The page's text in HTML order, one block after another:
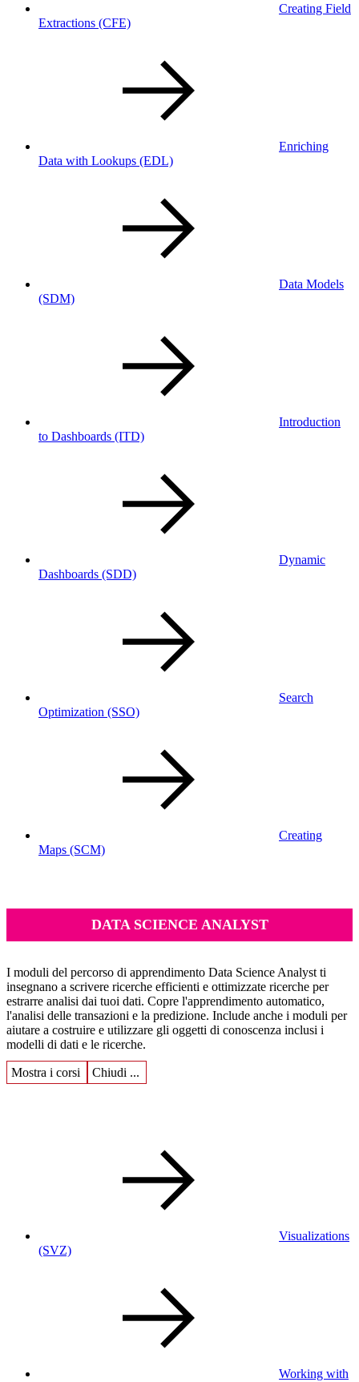
Creating Field
Extractions (CFE)
Enriching
Data with Lookups (EDL)
Data Models
(SDM)
Introduction
to Dashboards (ITD)
Dynamic
Dashboards (SDD)
Search
Optimization (SSO)
Creating
Maps (SCM)
DATA SCIENCE ANALYST
I moduli del percorso di apprendimento Data Science Analyst ti
insegnano a scrivere ricerche efficienti e ottimizzate ricerche per
estrarre analisi dai tuoi dati. Copre l'apprendimento automatico,
l'analisi delle transazioni e la predizione. Include anche i moduli per
aiutare a costruire e utilizzare gli oggetti di conoscenza inclusi i
modelli di dati e le ricerche.
Mostra i corsi Chiudi ...
Visualizations
(SVZ)
Working with